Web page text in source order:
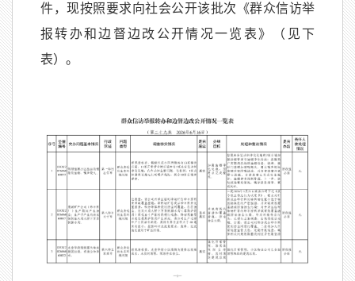
件，现按照要求向社会公开该批次《群众信访举
报转办和边督边改公开情况一览表》（见下
表）。